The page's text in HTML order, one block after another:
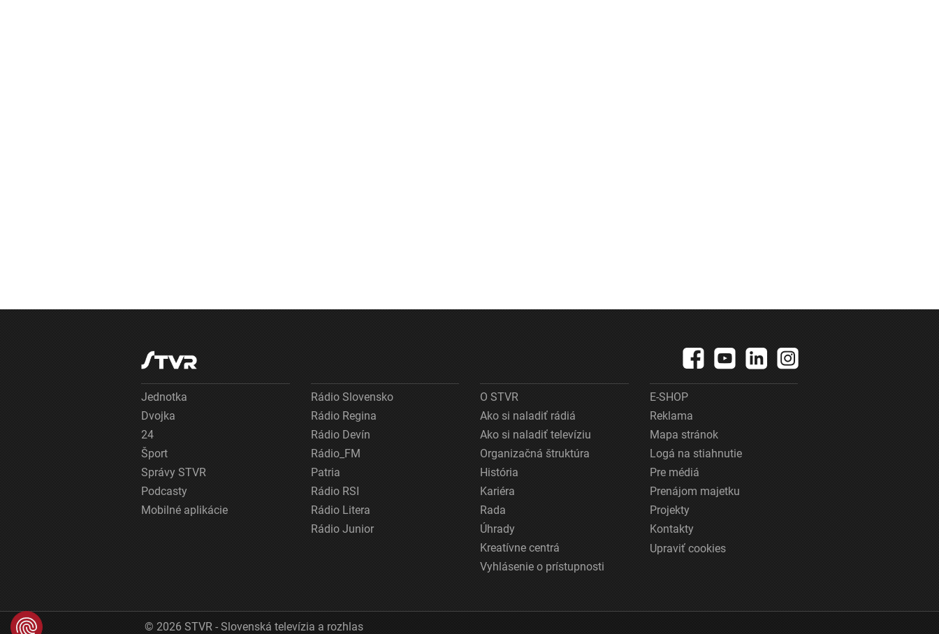
Jednotka
Dvojka
24
Šport
Správy STVR
Podcasty
Mobilné aplikácie
Rádio Slovensko
Rádio Regina
Rádio Devín
Rádio_FM
Patria
Rádio RSI
Rádio Litera
Rádio Junior
O STVR
Ako si naladiť rádiá
Ako si naladiť televíziu
Organizačná štruktúra
História
Kariéra
Rada
Úhrady
Kreatívne centrá
Vyhlásenie o prístupnosti
E-SHOP
Reklama
Mapa stránok
Logá na stiahnutie
Pre médiá
Prenájom majetku
Projekty
Kontakty
Upraviť cookies
© 2026 STVR - Slovenská televízia a rozhlas